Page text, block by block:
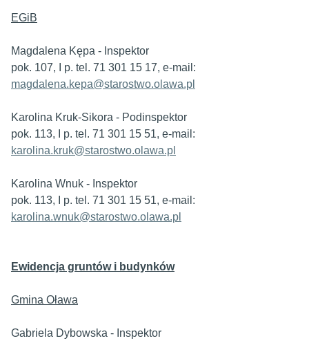
EGiB
Magdalena Kępa - Inspektor
pok. 107, I p. tel. 71 301 15 17, e-mail:
magdalena.kepa@starostwo.olawa.pl
Karolina Kruk-Sikora - Podinspektor
pok. 113, I p. tel. 71 301 15 51, e-mail:
karolina.kruk@starostwo.olawa.pl
Karolina Wnuk - Inspektor
pok. 113, I p. tel. 71 301 15 51, e-mail:
karolina.wnuk@starostwo.olawa.pl
Ewidencja gruntów i budynków
Gmina Oława
Gabriela Dybowska - Inspektor